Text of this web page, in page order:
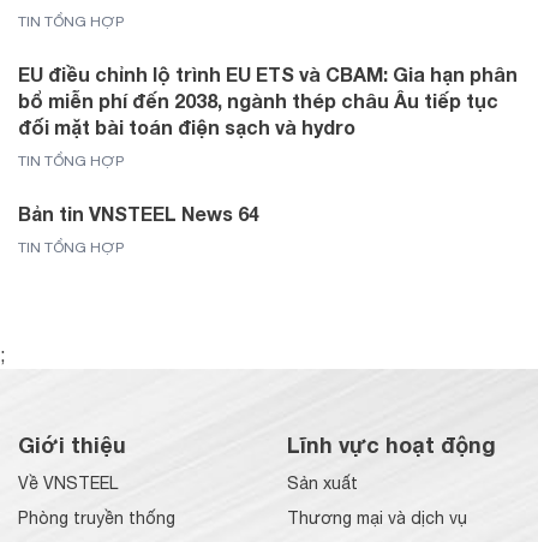
TIN TỔNG HỢP
EU điều chỉnh lộ trình EU ETS và CBAM: Gia hạn phân
bổ miễn phí đến 2038, ngành thép châu Âu tiếp tục
đối mặt bài toán điện sạch và hydro
TIN TỔNG HỢP
Bản tin VNSTEEL News 64
TIN TỔNG HỢP
;
Giới thiệu
Về VNSTEEL
Phòng truyền thống
Lĩnh vực hoạt động
Sản xuất
Thương mại và dịch vụ